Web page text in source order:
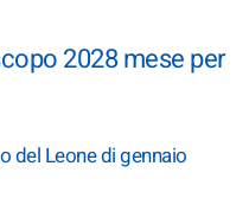
2028 mese per
del Leone di gennaio